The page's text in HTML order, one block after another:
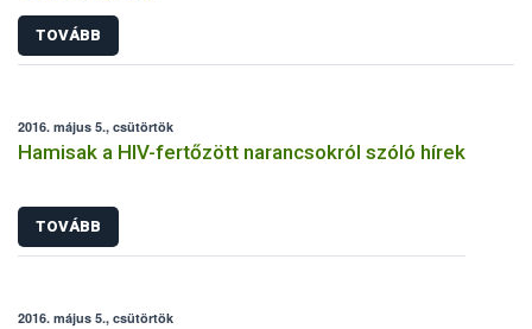
TOVÁBB
2016. május 5., csütörtök
Hamisak a HIV-fertőzött narancsokról szóló hírek
TOVÁBB
2016. május 5., csütörtök